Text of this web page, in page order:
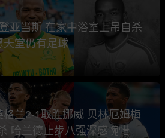
亚当斯 在家中浴室上吊自杀
天堂仍有足球
兰2-1取胜挪威 贝林厄姆梅
哈兰德止步八强深感惋惜